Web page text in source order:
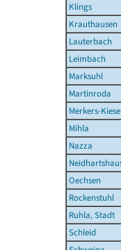
Klings
Krauthausen
Lauterbach
Leimbach
Marksuhl
Martinroda
Merkers-
Mihla
Nazza
Oechsen
Rockenstuhl
Ruhla, Stadt
Schleid